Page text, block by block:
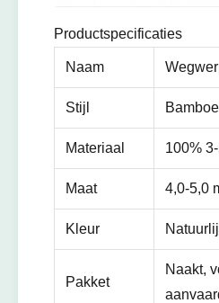
Productspecificaties
Naam
Stijl
Materiaal 100%
Maat 4,0-5,0
Kleur
Pakket
Naakt,